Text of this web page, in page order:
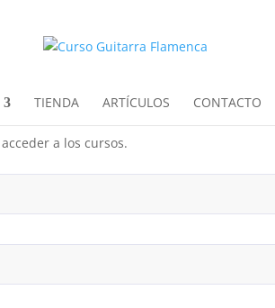
TIENDA ARTÍCULOS CONTACTO
a los cursos.